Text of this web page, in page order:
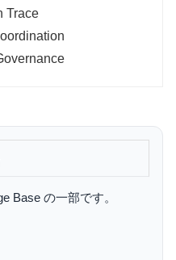
Trace
Base の一部です。